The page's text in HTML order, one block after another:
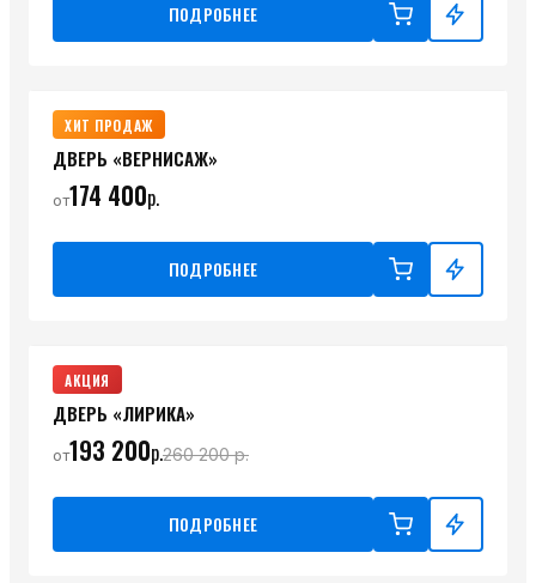
ПОДРОБНЕЕ
ХИТ ПРОДАЖ
ДВЕРЬ «ВЕРНИСАЖ»
от174 400р.
ПОДРОБНЕЕ
АКЦИЯ
ДВЕРЬ «ЛИРИКА»
от193 200р.260 200р.
ПОДРОБНЕЕ